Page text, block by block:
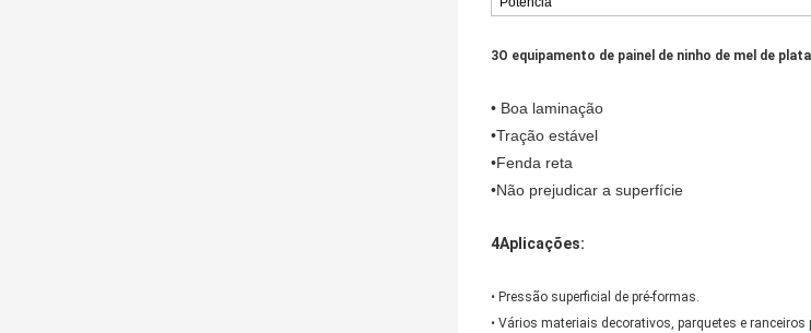
3O equipamento de painel de ninho de mel de
• Boa laminação
•Tração estável
•Fenda reta
•Não prejudicar a superfície
4Aplicações:
• Pressão superficial de pré-formas.
• Vários materiais decorativos, parquetes e